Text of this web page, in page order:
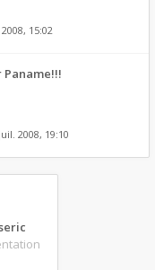
15:02
Paname!!!
2008, 19:10